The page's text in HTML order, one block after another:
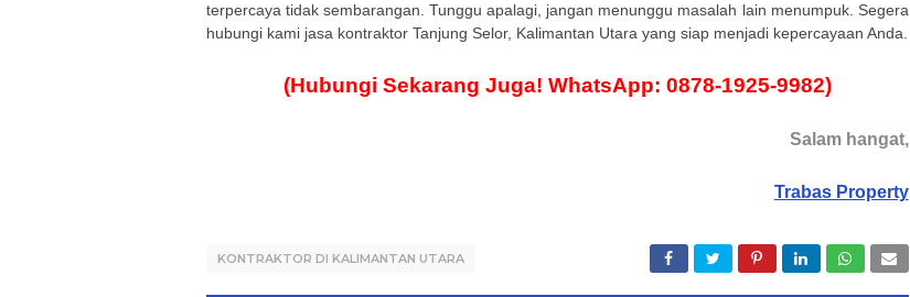
terpercaya tidak sembarangan. Tunggu apalagi, jangan menunggu masalah lain menumpuk. Segera
hubungi kami jasa kontraktor Tanjung Selor, Kalimantan Utara yang siap menjadi kepercayaan Anda.
(Hubungi Sekarang Juga! WhatsApp: 0878-1925-9982)
Salam hangat,
Trabas Property
KONTRAKTOR DI KALIMANTAN UTARA